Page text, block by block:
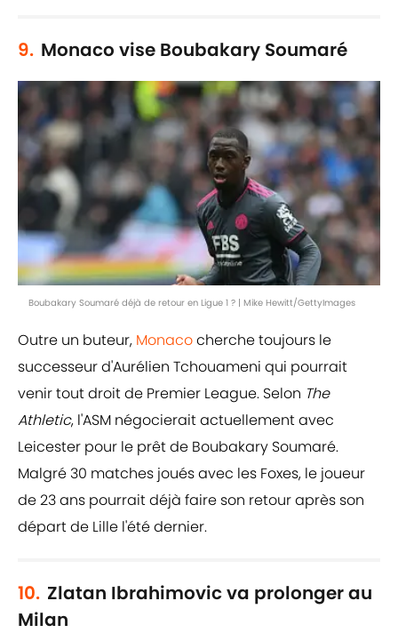
9. Monaco vise Boubakary Soumaré
Boubakary Soumaré déjà de retour en Ligue 1 ? | Mike Hewitt/GettyImages
Outre un buteur, Monacocherche toujours le
successeur d'Aurélien Tchouameni qui pourrait
venir tout droit de Premier League. Selon The
Athletic, l'ASM négocierait actuellement avec
Leicester pour le prêt de Boubakary Soumaré.
Malgré 30 matches joués avec les Foxes, le joueur
de 23 ans pourrait déjà faire son retour après son
départ de Lille l'été dernier.
10. Zlatan Ibrahimovic va prolonger au
Milan